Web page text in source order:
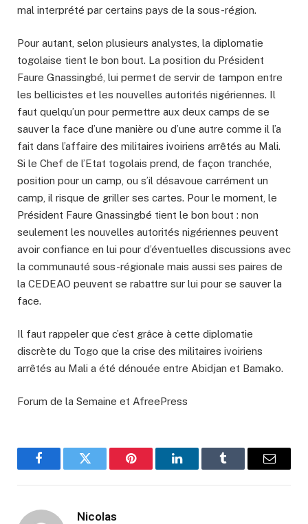
mal interprété par certains pays de la sous-région.
Pour autant, selon plusieurs analystes, la diplomatie
togolaise tient le bon bout. La position du Président
Faure Gnassingbé, lui permet de servir de tampon entre
les bellicistes et les nouvelles autorités nigériennes. Il
faut quelqu’un pour permettre aux deux camps de se
sauver la face d’une manière ou d’une autre comme il l’a
fait dans l’affaire des militaires ivoiriens arrêtés au Mali.
Si le Chef de l’Etat togolais prend, de façon tranchée,
position pour un camp, ou s’il désavoue carrément un
camp, il risque de griller ses cartes. Pour le moment, le
Président Faure Gnassingbé tient le bon bout : non
seulement les nouvelles autorités nigériennes peuvent
avoir confiance en lui pour d’éventuelles discussions avec
la communauté sous-régionale mais aussi ses paires de
la CEDEAO peuvent se rabattre sur lui pour se sauver la
face.
Il faut rappeler que c’est grâce à cette diplomatie
discrète du Togo que la crise des militaires ivoiriens
arrêtés au Mali a été dénouée entre Abidjan et Bamako.
Forum de la Semaine et AfreePress
FacebookTwitter Pinterest LinkedInTumblr Email
Nicolas